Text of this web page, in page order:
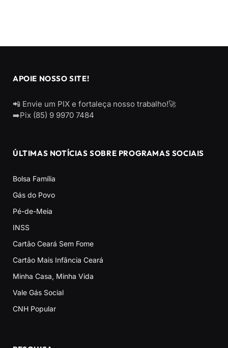
APOIE NOSSO SITE!
📲 Envie um PIX e fortaleça nosso trabalho!🚀
➡️Pix (85) 9 9970 7484
ÚLTIMAS NOTÍCIAS SOBRE PROGRAMAS SOCIAIS
Bolsa Família
Gás do Povo
Pé-de-Meia
INSS
Cartão Ceará Sem Fome
Cartão Mais Infância Ceará
Minha Casa, Minha Vida
Vale Gás Social
CNH Popular